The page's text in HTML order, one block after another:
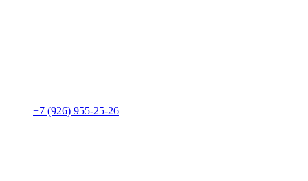
+7 (926) 955-25-26